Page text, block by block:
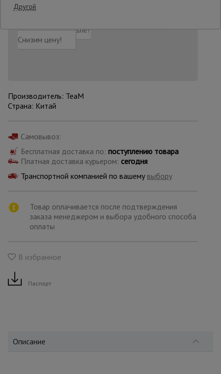
Оборудование
работ
Техника
для
Нашли дешевле?
Снизим цену!
Производитель: TeaM
Страна: Китай
Самовывоз:
Бесплатная доставка по: поступлению товара
Платная доставка курьером: сегодня
Транспортной компанией по вашему выбору
Товар оплачивается после подтверждения
заказа менеджером и выбора удобного способа
оплаты
В избранное
Паспорт
Описание
Другой